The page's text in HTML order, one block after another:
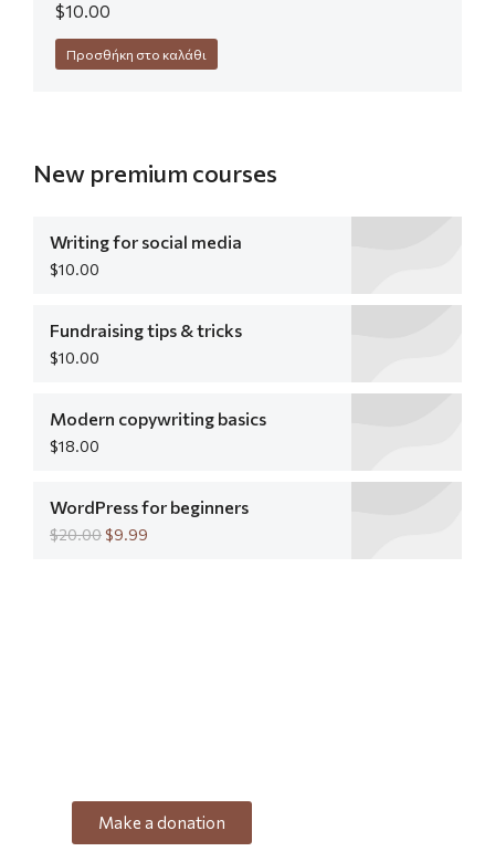
$10.00
Προσθήκη στο καλάθι
New premium courses
Writing for social media
$10.00
Fundraising tips & tricks
$10.00
Modern copywriting basics
$18.00
WordPress for beginners
$20.00$9.99
Make a donation